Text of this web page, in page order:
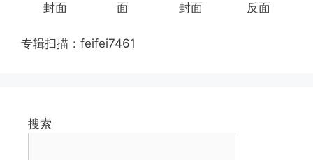
封面
面
封面
反面
专辑扫描：feifei7461
搜索